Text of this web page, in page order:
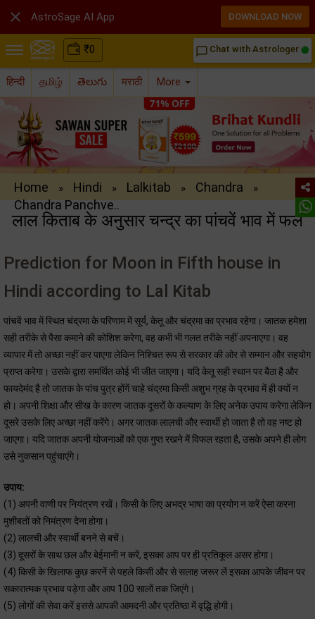
₹0 chat_bubble_outline Chat with Astrologer
हिन्दी தமிழ் తెలుగు मराठी More
Home » Hindi » Lalkitab » Chandra »
Chandra Panchve..
लाल किताब के अनुसार चन्द्र का पांचवें भाव में फल
Prediction for Moon in Fifth house in
Hindi according to Lal Kitab
पांचवें भाव में स्थित चंद्रमा के परिणाम में सूर्य, केतू और चंद्रमा का प्रभाव रहेगा। जातक हमेशा
सही तरीके से पैसा कमाने की कोशिश करेगा, वह कभी भी गलत तरीके नहीं अपनाएगा। वह
व्यापार में तो अच्छा नहीं कर पाएगा लेकिन निश्चित रूप से सरकार की ओर से सम्मान और सहयोग
प्राप्त करेगा। उसके द्वारा समर्थित कोई भी जीत जाएगा। यदि केतू सही स्थान पर बैठा है और
फायदेमंद है तो जातक के पांच पुत्र होंगें चाहे चंद्रमा किसी अशुभ ग्रह के प्रभाव में ही क्यों न
हो। अपनी शिक्षा और सीख के कारण जातक दूसरों के कल्याण के लिए अनेक उपाय करेगा लेकिन
दूसरे उसके लिए अच्छा नहीं करेंगे। अगर जातक लालची और स्वार्थी हो जाता है तो वह नष्ट हो
जाएगा। यदि जातक अपनी योजनाओं को एक गुप्त रखने में विफल रहता है, उसके अपने ही लोग
उसे नुकसान पहुंचाएंगे।
उपाय:
(1) अपनी वाणी पर नियंत्रण रखें। किसी के लिए अभद्र भाषा का प्रयोग न करें ऐसा करना
मुशीबतों को निमंत्रण देना होगा।
(2) लालची और स्वार्थी बनने से बचें।
(3) दूसरों के साथ छल और बेईमानी न करें, इसका आप पर ही प्रतिकूल असर होगा।
(4) किसी के खिलाफ कुछ करनें से पहले किसी और से सलाह जरूर लें इसका आपके जीवन पर
सकारात्मक प्रभाव पड़ेगा और आप 100 सालों तक जिएंगे।
(5) लोगों की सेवा करें इससे आपकी आमदनी और प्रतिष्ठा में वृद्धि होगी।
 AstroSage AI App DOWNLOAD NOW